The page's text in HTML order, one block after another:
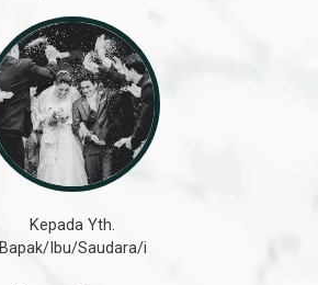
Kepada Yth.
Bapak/Ibu/Saudara/i